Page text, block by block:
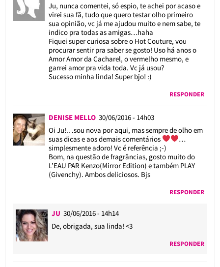
Ju, nunca comentei, só espio, te achei por acaso e
virei sua fã, tudo que quero testar olho primeiro
sua opinião, vc já me ajudou muito e nem sabe, te
indico pra todas as amigas…haha
Fiquei super curiosa sobre o Hot Couture, vou
procurar sentir pra saber se gosto! Uso há anos o
Amor Amor da Cacharel, o vermelho mesmo, e
garrei amor pra vida toda. Vc já usou?
Sucesso minha linda! Super bjo! :)
RESPONDER
DENISE MELLO 30/06/2016 - 14h03
Oi Ju!.. .sou nova por aqui, mas sempre de olho em
suas dicas e aos demais comentários
…
simplesmente adoro! Vc é referência ;-)
Bom, na questão de fragrâncias, gosto muito do
L’EAU PAR Kenzo(Mirror Edition) e também PLAY
(Givenchy). Ambos deliciosos. Bjs
RESPONDER
JU 30/06/2016 - 14h14
De, obrigada, sua linda! <3
RESPONDER